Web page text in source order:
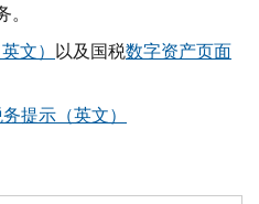
文） 以及国税数字资产页面
提示（英文）